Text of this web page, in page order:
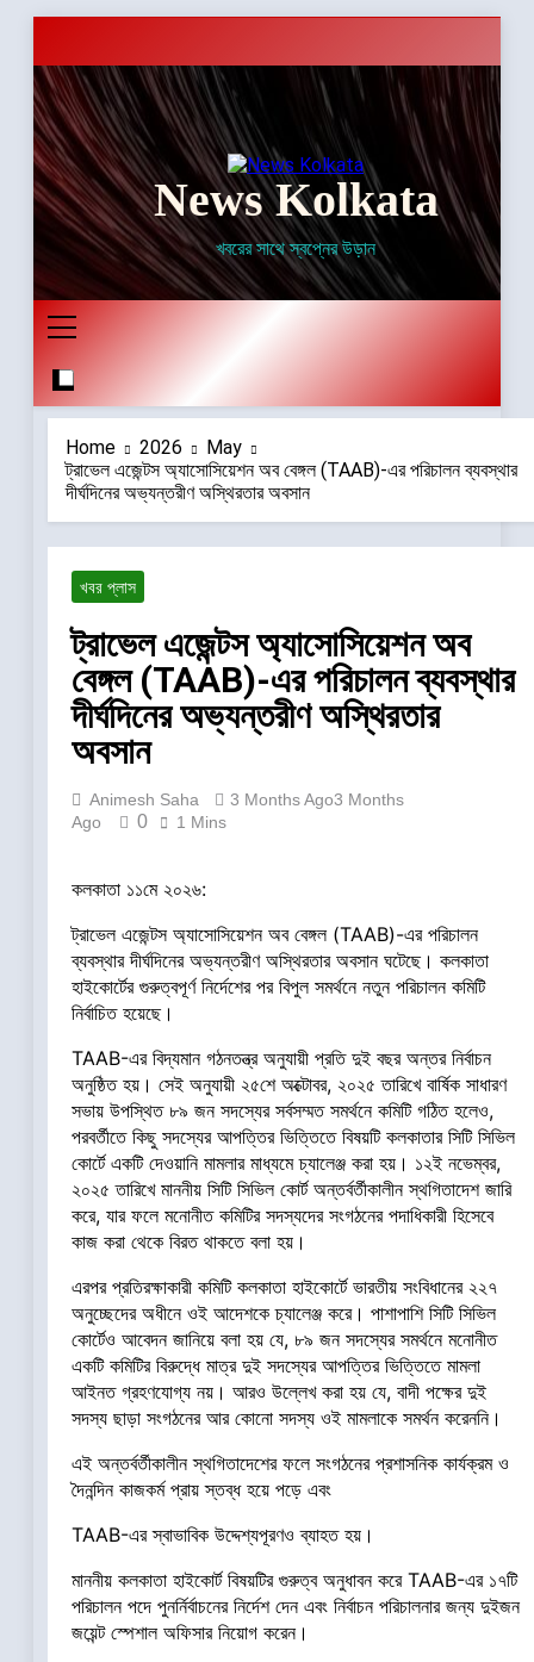
content
News Kolkata
খবরের সাথে স্বপ্নের উড়ান
Home 2026
May
ট্রাভেল এজেন্টস অ্যাসোসিয়েশন অব বেঙ্গল (TAAB)-এর পরিচালন ব্যবস্থার
দীর্ঘদিনের অভ্যন্তরীণ অস্থিরতার অবসান
খবর প্লাস
ট্রাভেল এজেন্টস অ্যাসোসিয়েশন অব
বেঙ্গল (TAAB)-এর পরিচালন ব্যবস্থার
দীর্ঘদিনের অভ্যন্তরীণ অস্থিরতার
অবসান
Animesh Saha 3 Months Ago3 Months
Ago
0 1 Mins
কলকাতা ১১মে ২০২৬:
ট্রাভেল এজেন্টস অ্যাসোসিয়েশন অব বেঙ্গল (TAAB)-এর পরিচালন
ব্যবস্থার দীর্ঘদিনের অভ্যন্তরীণ অস্থিরতার অবসান ঘটেছে। কলকাতা
হাইকোর্টের গুরুত্বপূর্ণ নির্দেশের পর বিপুল সমর্থনে নতুন পরিচালন কমিটি
নির্বাচিত হয়েছে।
TAAB-এর বিদ্যমান গঠনতন্ত্র অনুযায়ী প্রতি দুই বছর অন্তর নির্বাচন
অনুষ্ঠিত হয়। সেই অনুযায়ী ২৫শে অক্টোবর, ২০২৫ তারিখে বার্ষিক সাধারণ
সভায় উপস্থিত ৮৯ জন সদস্যের সর্বসম্মত সমর্থনে কমিটি গঠিত হলেও,
পরবর্তীতে কিছু সদস্যের আপত্তির ভিত্তিতে বিষয়টি কলকাতার সিটি সিভিল
কোর্টে একটি দেওয়ানি মামলার মাধ্যমে চ্যালেঞ্জ করা হয়। ১২ই নভেম্বর,
২০২৫ তারিখে মাননীয় সিটি সিভিল কোর্ট অন্তর্বর্তীকালীন স্থগিতাদেশ জারি
করে, যার ফলে মনোনীত কমিটির সদস্যদের সংগঠনের পদাধিকারী হিসেবে
কাজ করা থেকে বিরত থাকতে বলা হয়।
এরপর প্রতিরক্ষাকারী কমিটি কলকাতা হাইকোর্টে ভারতীয় সংবিধানের ২২৭
অনুচ্ছেদের অধীনে ওই আদেশকে চ্যালেঞ্জ করে। পাশাপাশি সিটি সিভিল
কোর্টেও আবেদন জানিয়ে বলা হয় যে, ৮৯ জন সদস্যের সমর্থনে মনোনীত
একটি কমিটির বিরুদ্ধে মাত্র দুই সদস্যের আপত্তির ভিত্তিতে মামলা
আইনত গ্রহণযোগ্য নয়। আরও উল্লেখ করা হয় যে, বাদী পক্ষের দুই
সদস্য ছাড়া সংগঠনের আর কোনো সদস্য ওই মামলাকে সমর্থন করেননি।
এই অন্তর্বর্তীকালীন স্থগিতাদেশের ফলে সংগঠনের প্রশাসনিক কার্যক্রম ও
দৈনন্দিন কাজকর্ম প্রায় স্তব্ধ হয়ে পড়ে এবং
TAAB-এর স্বাভাবিক উদ্দেশ্যপূরণও ব্যাহত হয়।
মাননীয় কলকাতা হাইকোর্ট বিষয়টির গুরুত্ব অনুধাবন করে TAAB-এর ১৭টি
পরিচালন পদে পুনর্নির্বাচনের নির্দেশ দেন এবং নির্বাচন পরিচালনার জন্য দুইজন
জয়েন্ট স্পেশাল অফিসার নিয়োগ করেন।